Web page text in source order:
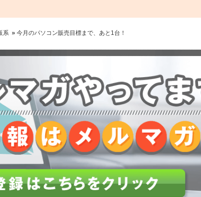
系 » 今月のパソコン販売目標まで、あと1台！